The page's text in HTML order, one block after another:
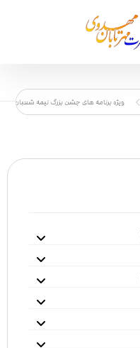
ویژه برنامه های جشن بزرگ نیمه شعبان